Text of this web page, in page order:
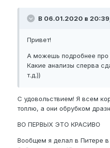
В 06.01.2020 в
Привет!
А можешь подробнее про
Какие анализы сперва
т.д.))
С удовольствием! Я всем
топлю, а они обрубком
ВО ПЕРВЫХ ЭТО КРАСИВО
Вообщем я делал в Питере в